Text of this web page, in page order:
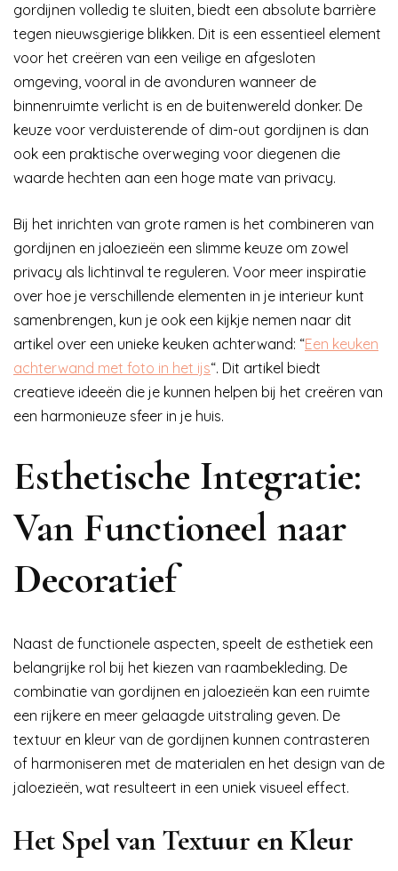
gordijnen volledig te sluiten, biedt een absolute barrière
tegen nieuwsgierige blikken. Dit is een essentieel element
voor het creëren van een veilige en afgesloten
omgeving, vooral in de avonduren wanneer de
binnenruimte verlicht is en de buitenwereld donker. De
keuze voor verduisterende of dim-out gordijnen is dan
ook een praktische overweging voor diegenen die
waarde hechten aan een hoge mate van privacy.
Bij het inrichten van grote ramen is het combineren van
gordijnen en jaloezieën een slimme keuze om zowel
privacy als lichtinval te reguleren. Voor meer inspiratie
over hoe je verschillende elementen in je interieur kunt
samenbrengen, kun je ook een kijkje nemen naar dit
artikel over een unieke keuken achterwand: “Een keuken
achterwand met foto in het ijs“. Dit artikel biedt
creatieve ideeën die je kunnen helpen bij het creëren van
een harmonieuze sfeer in je huis.
Esthetische Integratie:
Van Functioneel naar
Decoratief
Naast de functionele aspecten, speelt de esthetiek een
belangrijke rol bij het kiezen van raambekleding. De
combinatie van gordijnen en jaloezieën kan een ruimte
een rijkere en meer gelaagde uitstraling geven. De
textuur en kleur van de gordijnen kunnen contrasteren
of harmoniseren met de materialen en het design van de
jaloezieën, wat resulteert in een uniek visueel effect.
Het Spel van Textuur en Kleur